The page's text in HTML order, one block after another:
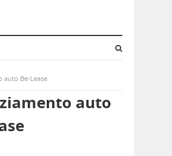
auto Be-Lease
auto